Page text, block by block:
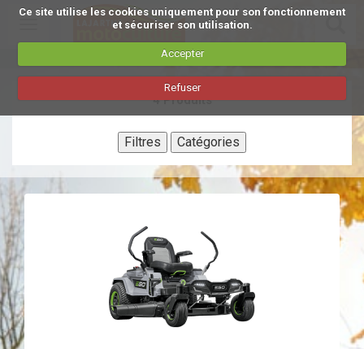
Ce site utilise les cookies uniquement pour son fonctionnement
et sécuriser son utilisation.
Accepter
Refuser
Aller
navigation
4 Produits
Filtres Catégories